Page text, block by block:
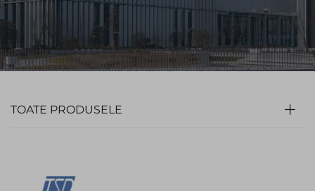
TOATE PRODUSELE